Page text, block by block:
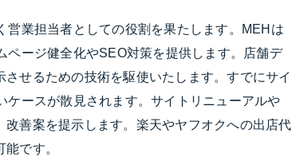
営業担当者としての役割を果たします。MEHは
ページ健全化やSEO対策を提供します。店舗デ
せるための技術を駆使いたします。すでにサイ
ケースが散見されます。サイトリニューアルや
善案を提示します。楽天やヤフオクへの出店代
です。